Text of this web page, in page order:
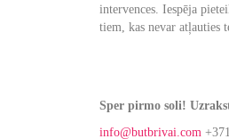
intervences. Iespēja
tiem, kas nevar atļauties
Sper pirmo soli!
info@butbrivai.com